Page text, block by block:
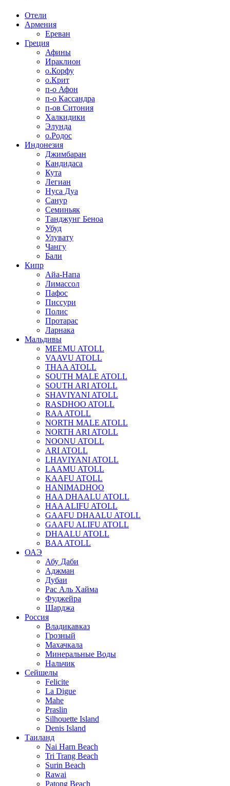
Отели
Армения
Ереван
Греция
Афины
Ираклион
о.Корфу
о.Крит
п-о Афон
п-о Кассандра
п-ов Ситония
Халкидики
Элунда
о.Родос
Индонезия
Джимбаран
Кандидаса
Кута
Легиан
Нуса Дуа
Санур
Семиньяк
Танджунг Беноа
Убуд
Улувату
Чангу
Бали
Кипр
Айа-Напа
Лимассол
Пафос
Писсури
Полис
Протарас
Ларнака
Мальдивы
MEEMU ATOLL
VAAVU ATOLL
THAA ATOLL
SOUTH MALE ATOLL
SOUTH ARI ATOLL
SHAVIYANI ATOLL
RASDHOO ATOLL
RAA ATOLL
NORTH MALE ATOLL
NORTH ARI ATOLL
NOONU ATOLL
ARI ATOLL
LHAVIYANI ATOLL
LAAMU ATOLL
KAAFU ATOLL
HANIMADHOO
HAA DHAALU ATOLL
HAA ALIFU ATOLL
GAAFU DHAALU ATOLL
GAAFU ALIFU ATOLL
DHAALU ATOLL
BAA ATOLL
ОАЭ
Абу Даби
Аджман
Дубаи
Рас Аль Хайма
Фуджейра
Шарджа
Россия
Владикавказ
Грозный
Махачкала
Минеральные Воды
Нальчик
Сейшелы
Felicite
La Digue
Mahe
Praslin
Silhouette Island
Denis Island
Таиланд
Nai Harn Beach
Tri Trang Beach
Surin Beach
Rawai
Patong Beach